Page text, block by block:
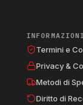
INFORMAZIONI
Termini e
Privacy &
Metodi di
Diritto di